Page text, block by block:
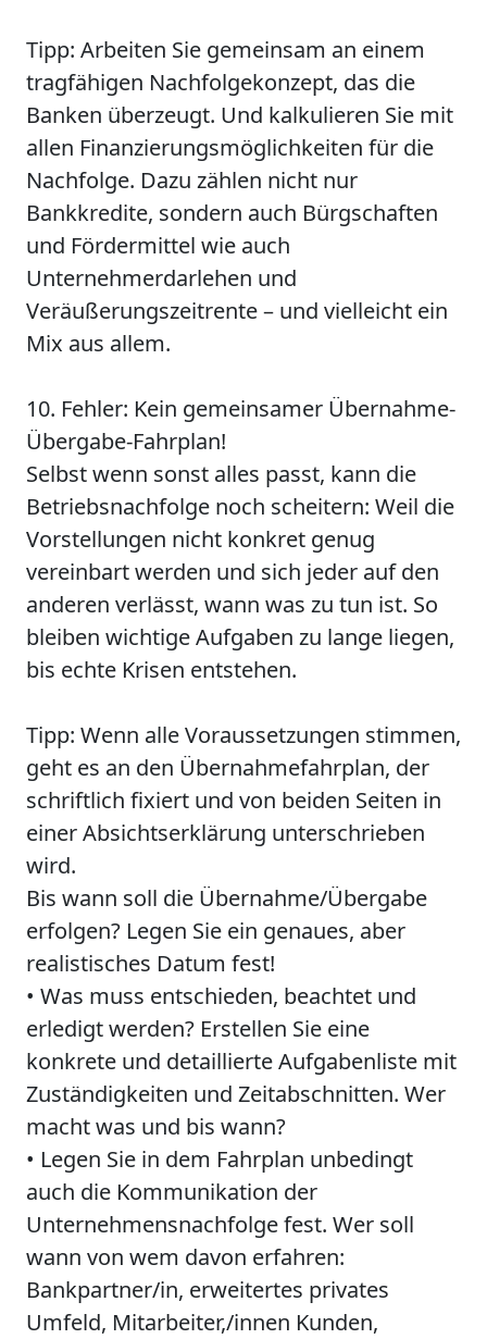
Tipp: Arbeiten Sie gemeinsam an einem
tragfähigen Nachfolgekonzept, das die
Banken überzeugt. Und kalkulieren Sie mit
allen Finanzierungsmöglichkeiten für die
Nachfolge. Dazu zählen nicht nur
Bankkredite, sondern auch Bürgschaften
und Fördermittel wie auch
Unternehmerdarlehen und
Veräußerungszeitrente – und vielleicht ein
Mix aus allem.
10. Fehler: Kein gemeinsamer Übernahme-
Übergabe-Fahrplan!
Selbst wenn sonst alles passt, kann die
Betriebsnachfolge noch scheitern: Weil die
Vorstellungen nicht konkret genug
vereinbart werden und sich jeder auf den
anderen verlässt, wann was zu tun ist. So
bleiben wichtige Aufgaben zu lange liegen,
bis echte Krisen entstehen.
Tipp: Wenn alle Voraussetzungen stimmen,
geht es an den Übernahmefahrplan, der
schriftlich fixiert und von beiden Seiten in
einer Absichtserklärung unterschrieben
wird.
Bis wann soll die Übernahme/Übergabe
erfolgen? Legen Sie ein genaues, aber
realistisches Datum fest!
• Was muss entschieden, beachtet und
erledigt werden? Erstellen Sie eine
konkrete und detaillierte Aufgabenliste mit
Zuständigkeiten und Zeitabschnitten. Wer
macht was und bis wann?
• Legen Sie in dem Fahrplan unbedingt
auch die Kommunikation der
Unternehmensnachfolge fest. Wer soll
wann von wem davon erfahren:
Bankpartner/in, erweitertes privates
Umfeld, Mitarbeiter,/innen Kunden,